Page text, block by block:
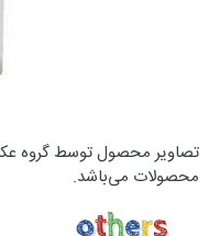
تصاویر محصول توسط گروه
محصولات می‌باشد.